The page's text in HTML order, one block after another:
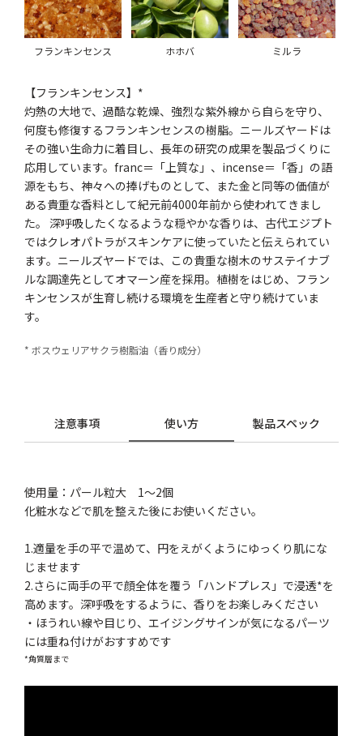
フランキンセンス ホホバ ミルラ
【フランキンセンス】*
灼熱の大地で、過酷な乾燥、強烈な紫外線から自らを守り、
何度も修復するフランキンセンスの樹脂。ニールズヤードは
その強い生命力に着目し、長年の研究の成果を製品づくりに
応用しています。franc＝「上質な」、incense＝「香」の語
源をもち、神々への捧げものとして、また金と同等の価値が
ある貴重な香料として紀元前4000年前から使われてきまし
た。 深呼吸したくなるような穏やかな香りは、古代エジプト
ではクレオパトラがスキンケアに使っていたと伝えられてい
ます。ニールズヤードでは、この貴重な樹木のサステイナブ
ルな調達先としてオマーン産を採用。植樹をはじめ、フラン
キンセンスが生育し続ける環境を生産者と守り続けていま
す。
* ボスウェリアサクラ樹脂油（香り成分）
注意事項 使い方 製品スペック
使用量：パール粒大 1～2個
化粧水などで肌を整えた後にお使いください。
1.適量を手の平で温めて、円をえがくようにゆっくり肌にな
じませます
2.さらに両手の平で顔全体を覆う「ハンドプレス」で浸透*を
高めます。深呼吸をするように、香りをお楽しみください
・ほうれい線や目じり、エイジングサインが気になるパーツ
には重ね付けがおすすめです
*角質層まで